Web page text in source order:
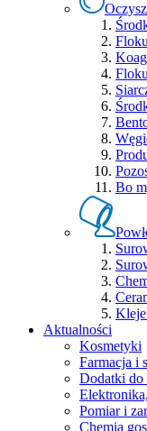
Bo
Kleje
Aktualności
Kosmetyki
Farmacja i
Dodatki do
Pomiar i
Chemia